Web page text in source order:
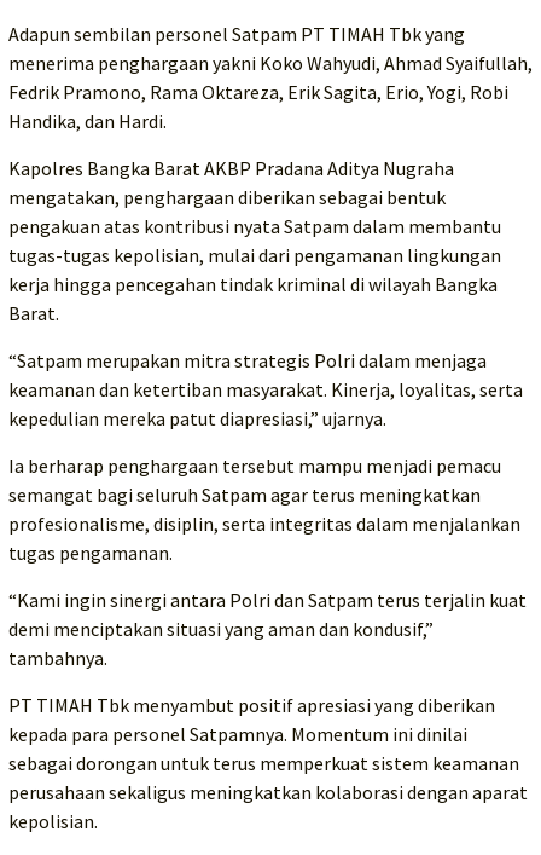
Adapun sembilan personel Satpam PT TIMAH Tbk yang
menerima penghargaan yakni Koko Wahyudi, Ahmad Syaifullah,
Fedrik Pramono, Rama Oktareza, Erik Sagita, Erio, Yogi, Robi
Handika, dan Hardi.
Kapolres Bangka Barat AKBP Pradana Aditya Nugraha
mengatakan, penghargaan diberikan sebagai bentuk
pengakuan atas kontribusi nyata Satpam dalam membantu
tugas-tugas kepolisian, mulai dari pengamanan lingkungan
kerja hingga pencegahan tindak kriminal di wilayah Bangka
Barat.
“Satpam merupakan mitra strategis Polri dalam menjaga
keamanan dan ketertiban masyarakat. Kinerja, loyalitas, serta
kepedulian mereka patut diapresiasi,” ujarnya.
Ia berharap penghargaan tersebut mampu menjadi pemacu
semangat bagi seluruh Satpam agar terus meningkatkan
profesionalisme, disiplin, serta integritas dalam menjalankan
tugas pengamanan.
“Kami ingin sinergi antara Polri dan Satpam terus terjalin kuat
demi menciptakan situasi yang aman dan kondusif,”
tambahnya.
PT TIMAH Tbk menyambut positif apresiasi yang diberikan
kepada para personel Satpamnya. Momentum ini dinilai
sebagai dorongan untuk terus memperkuat sistem keamanan
perusahaan sekaligus meningkatkan kolaborasi dengan aparat
kepolisian.